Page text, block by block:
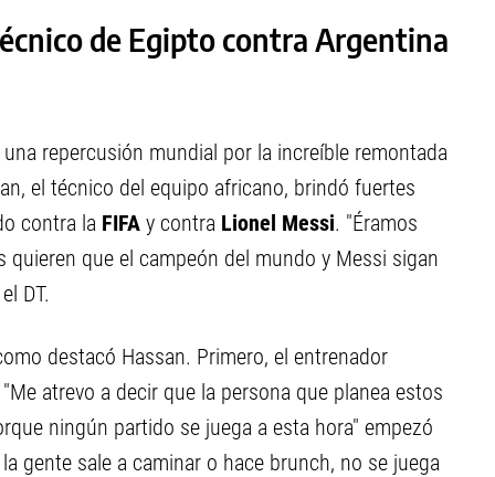
de Egipto contra Argentina
repercusión mundial por la increíble remontada
el técnico del equipo africano, brindó fuertes
contra la FIFA y contra Lionel Messi. "Éramos
que el campeón del mundo y Messi sigan
DT.
destacó Hassan. Primero, el entrenador
atrevo a decir que la persona que planea estos
ningún partido se juega a esta hora" empezó
gente sale a caminar o hace brunch, no se juega